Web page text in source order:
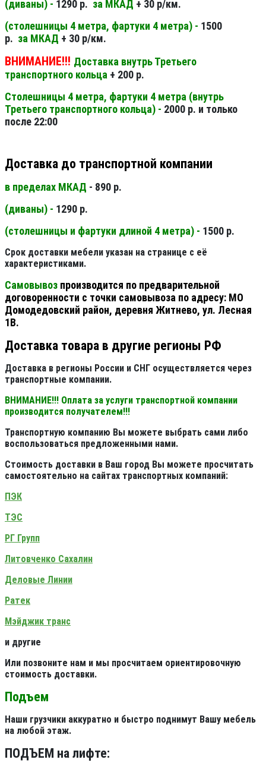
(диваны) - 1290 р. за МКАД + 30 р/км.
(столешницы 4 метра, фартуки 4 метра) - 1500
р. за МКАД + 30 р/км.
ВНИМАНИЕ!!! Доставка внутрь Третьего
транспортного кольца + 200 р.
Столешницы 4 метра, фартуки 4 метра (внутрь
Третьего транспортного кольца) - 2000 р. и только
после 22:00
Доставка до транспортной компании
в пределах МКАД - 890 р.
(диваны) - 1290 р.
(столешницы и фартуки длиной 4 метра) - 1500 р.
Срок доставки мебели указан на странице с её
характеристиками.
Самовывоз производится по предварительной
договоренности с точки самовывоза по адресу: МО
Домодедовский район, деревня Житнево, ул. Лесная
1В.
Доставка товара в другие регионы РФ
Доставка в регионы России и СНГ осуществляется через
транспортные компании.
ВНИМАНИЕ!!! Оплата за услуги транспортной компании
производится получателем!!!
Транспортную компанию Вы можете выбрать сами либо
воспользоваться предложенными нами.
Стоимость доставки в Ваш город Вы можете просчитать
самостоятельно на сайтах транспортных компаний:
ПЭК
ТЭС
РГ Групп
Литовченко Сахалин
Деловые Линии
Ратек
Мэйджик транс
и другие
Или позвоните нам и мы просчитаем ориентировочную
стоимость доставки.
Подъем
Наши грузчики аккуратно и быстро поднимут Вашу мебель
на любой этаж.
ПОДЪЕМ на лифте: